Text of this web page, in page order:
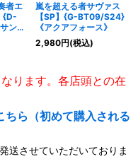
者エ
{D-
ンク
嵐を超える者サヴァス
【SP】{G-BT09/S24}
《アクアフォース》
2,980円(税込)
ります。各店頭との在
ちら（初めて購入される
送させていただいておりま